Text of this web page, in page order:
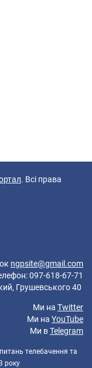
. Всі права
ngpsite@gmail.com
097-618-67-71
Грушевського 40
Ми на Twitter
Ми на YouTube
Ми вTelegram
телебачення та
року